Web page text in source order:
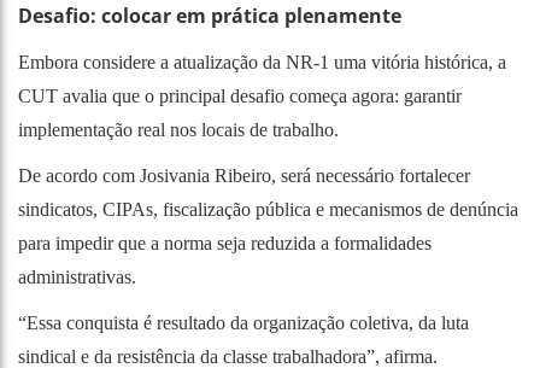
Desafio: colocar em prática plenamente
Embora considere a atualização da NR-1 uma vitória histórica, a
CUT avalia que o principal desafio começa agora: garantir
implementação real nos locais de trabalho.
De acordo com Josivania Ribeiro, será necessário fortalecer
sindicatos, CIPAs, fiscalização pública e mecanismos de denúncia
para impedir que a norma seja reduzida a formalidades
administrativas.
“Essa conquista é resultado da organização coletiva, da luta
sindical e da resistência da classe trabalhadora”, afirma.